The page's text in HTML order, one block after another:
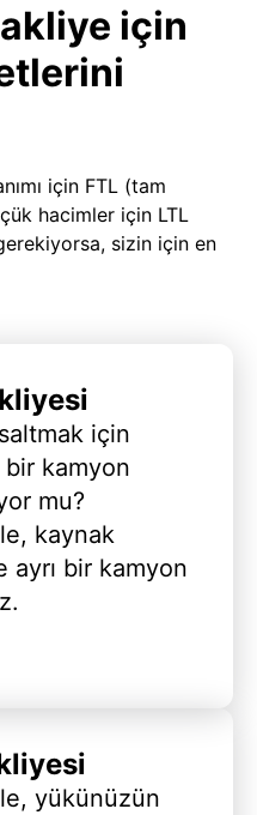
için
için FTL (tam
hacimler için LTL
sizin için en
için
kamyon
mu?
kaynak
ayrı bir kamyon
yükünüzün